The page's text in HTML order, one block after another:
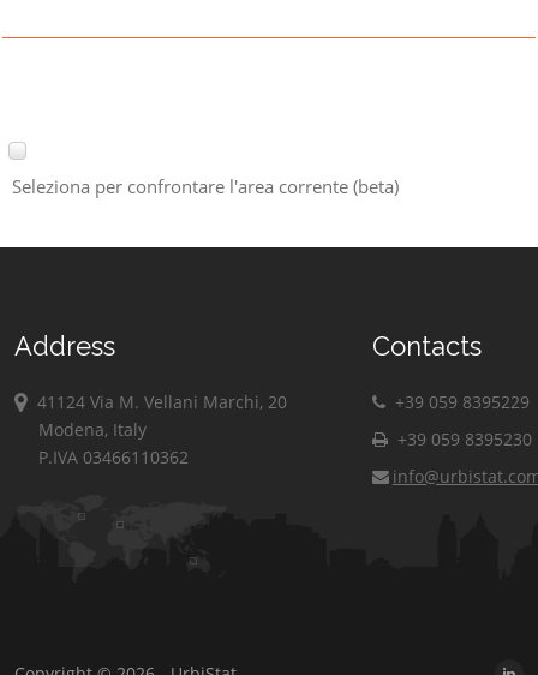
Seleziona per confrontare l'area corrente (beta)
Address
41124 Via M. Vellani Marchi, 20
Modena, Italy
P.IVA 03466110362
Contacts
+39 059 8395229
+39 059 8395230